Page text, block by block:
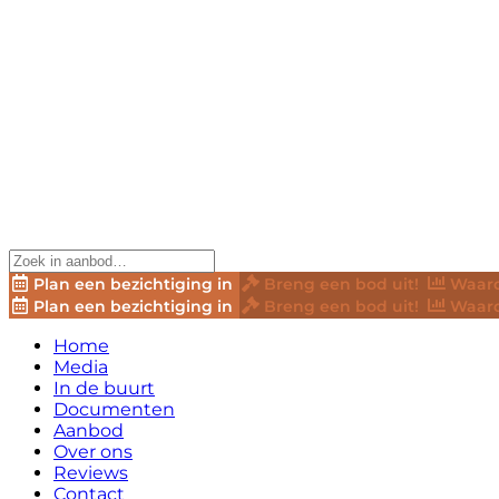
Plan een bezichtiging in Breng een bod uit!
Plan een bezichtiging in
Breng een bod uit!
Home
Media
In de buurt
Documenten
Aanbod
Over ons
Reviews
Contact